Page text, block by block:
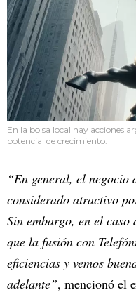
En la bolsa local hay acciones
potencial de crecimiento.
“En general, el negocio
considerado atractivo
Sin embargo, en el caso
que la fusión con
eficiencias y vemos
adelante”, mencionó el